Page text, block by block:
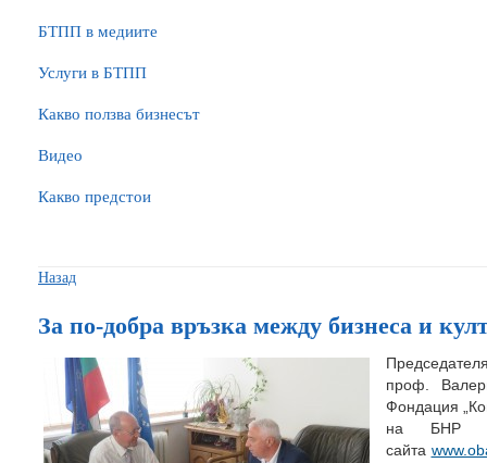
БTПП в медиите
Услуги в БТПП
Какво ползва бизнесът
Видео
Какво предстои
Назад
За по-добра връзка между бизнеса и
проф.
Фондация
на БНР /
сайта